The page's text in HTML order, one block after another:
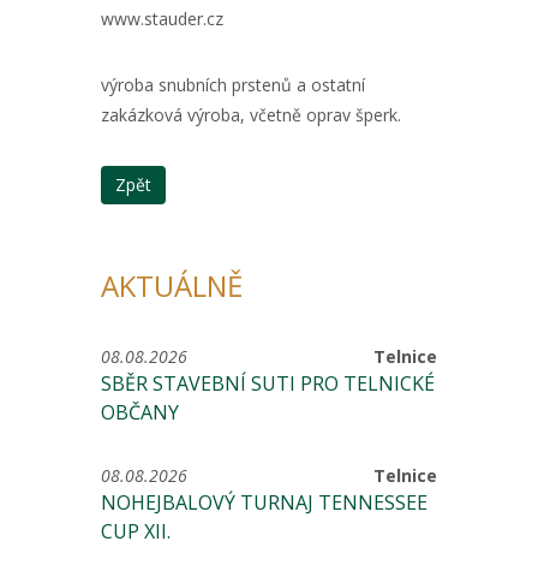
www.stauder.cz
výroba snubních prstenů a ostatní
zakázková výroba, včetně oprav šperk.
Zpět
AKTUÁLNĚ
Telnice
08.08.2026
SBĚR STAVEBNÍ SUTI PRO TELNICKÉ
OBČANY
Telnice
08.08.2026
NOHEJBALOVÝ TURNAJ TENNESSEE
CUP XII.